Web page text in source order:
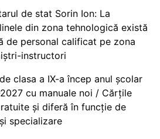
de stat Sorin Ion: La
din zona tehnologică există
de personal calificat pe zona
instructori
clasa a IX-a încep anul școlar
cu manuale noi / Cărțile
și diferă în funcție de
specializare